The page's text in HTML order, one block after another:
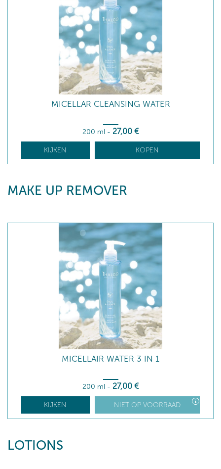
MICELLAR CLEANSING WATER
200 ml - 27,00 €
KIJKEN KOPEN
MAKE UP REMOVER
MICELLAIR WATER 3 IN 1
200 ml - 27,00 €
KIJKEN NIET OP VOORRAAD
LOTIONS